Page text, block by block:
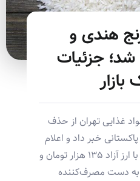
هندی و
شد؛ جزئیات
غذایی تهران از حذف
خبر داد و اعلام
کرد که قیمت برنج هندی با ارز آزاد ۱۳۵ هزار تومان و
تومان به دست مصرف‌کننده